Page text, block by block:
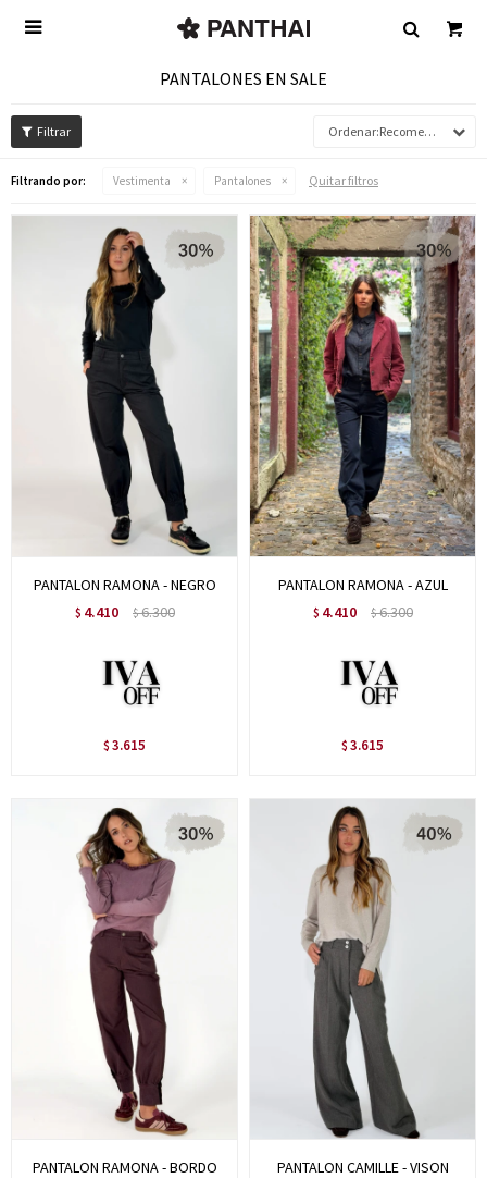

PANTALONES EN SALE
Recomendados
Filtrando por: Vestimenta Pantalones Quitar filtros
PANTALON RAMONA - NEGRO
$ 4.410 $6.300
$ 3.615
PANTALON RAMONA - AZUL
$ 4.410 $6.300
$ 3.615
PANTALON RAMONA - BORDO PANTALON CAMILLE - VISON